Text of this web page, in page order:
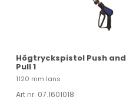
Högtryckspistol Push and
Pull 1
1120 mm lans
Art nr. 07.1601018